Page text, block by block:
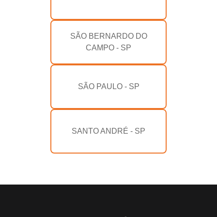
SÃO BERNARDO DO
CAMPO - SP
SÃO PAULO - SP
SANTO ANDRÉ - SP